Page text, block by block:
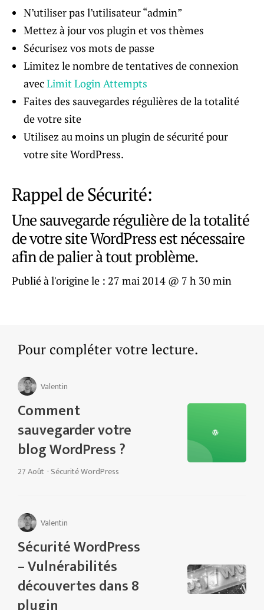
N’utiliser pas l’utilisateur “admin”
Mettez à jour vos plugin et vos thèmes
Sécurisez vos mots de passe
Limitez le nombre de tentatives de connexion
avecLimit Login Attempts
Faites des sauvegardes régulières de la totalité
de votre site
Utilisez au moins un plugin de sécurité pour
votre site WordPress.
Rappel de Sécurité:
Une sauvegarde régulière de la totalité
de votre site WordPress est nécessaire
afin de palier à tout problème.
Publié à l'origine le : 27 mai 2014 @ 7 h 30 min
Pour compléter votre lecture.
Valentin
Comment
sauvegarder votre
blog WordPress ?
27 Août · Sécurité WordPress
Valentin
Sécurité WordPress
– Vulnérabilités
découvertes dans 8